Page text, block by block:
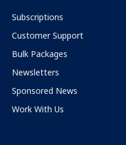
Subscriptions
Customer Support
Bulk Packages
Newsletters
Sponsored News
Work With Us